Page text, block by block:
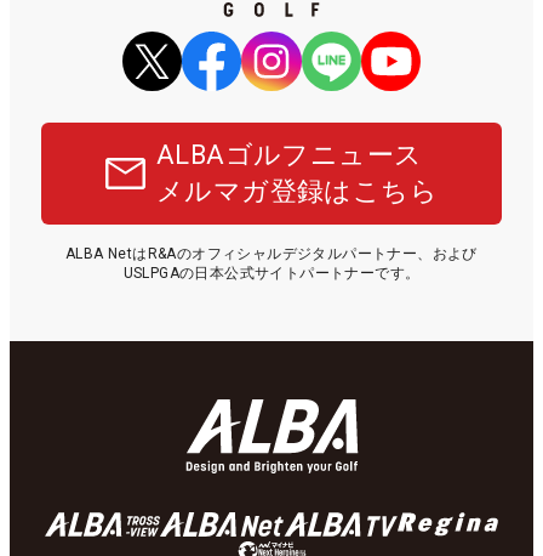
ALBAゴルフニュース
メルマガ登録はこちら
ALBA NetはR&Aのオフィシャルデジタルパートナー、および
USLPGAの日本公式サイトパートナーです。